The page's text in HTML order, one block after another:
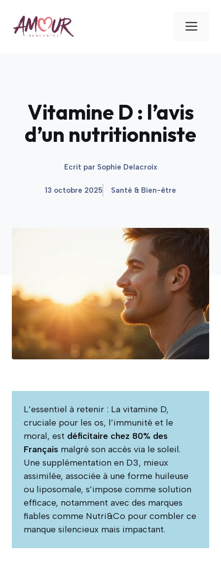
contenu
Vitamine D : l’avis
d’un nutritionniste
Ecrit par Sophie Delacroix
13 octobre 2025 Santé & Bien-être
L’essentiel à retenir : La vitamine D,
cruciale pour les os, l’immunité et le
moral, est déficitaire chez 80% des
Français malgré son accès via le soleil.
Une supplémentation en D3, mieux
assimilée, associée à une forme huileuse
ou liposomale, s’impose comme solution
efficace, notamment avec des marques
fiables comme Nutri&Co pour combler ce
manque silencieux mais impactant.